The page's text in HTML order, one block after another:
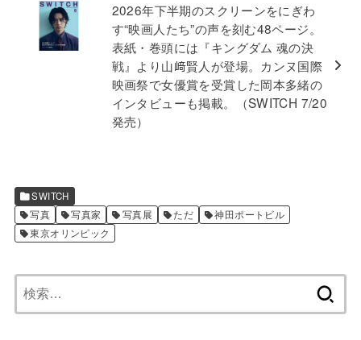
2026年下半期のスクリーンをにぎわ
す“映画人たち”の声を刻む48ページ。
表紙・巻頭には『キングダム 魂の決
戦』より山﨑賢人が登場。カンヌ国際
映画祭で女優賞を受賞した岡本多緒の
インタビューも掲載。（SWITCH 7/20
発売）
SWITCH
写真
写真家 写真展 ただ
神田ポートビル
東京オリンピック